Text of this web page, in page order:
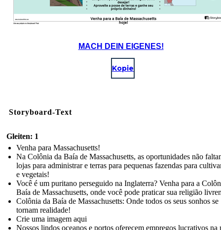
MACH DEIN EIGENES!
Kopie
Storyboard-Text
Gleiten: 1
Venha para Massachusetts!
Na Colônia da Baía de Massachusetts, as oportunidades não
lojas para administrar e terras para pequenas fazendas para
e vegetais!
Você é um puritano perseguido na Inglaterra? Venha para a
Baía de Massachusetts, onde você pode praticar sua religião
Colônia da Baía de Massachusetts: Onde todos os seus sonhos se
tornam realidade!
Crie uma imagem aqui
Nossos lindos oceanos e portos oferecem empregos lucrativos na